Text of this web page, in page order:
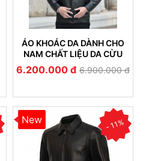
ÁO KHOÁC DA DÀNH CHO
NAM CHẤT LIỆU DA CỪU
NHUNG CAO CẤP BỀN ĐẸP
(233)
6.200.000 đ 6.900.000 đ
New - 11%